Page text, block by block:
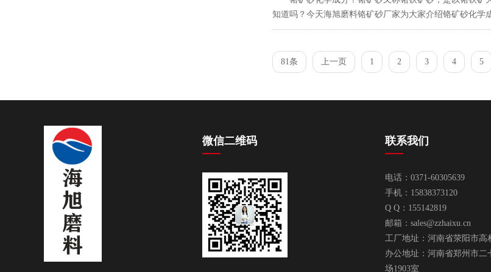
知道吗？今天海旭磨料铬矿砂厂家为大家介绍铬矿砂化学
81条 上一页 1 2 3 4 5
微信二维码 联系我们
电话：0371-60305639
手机：15838373120
Q Q：155142819
邮箱： sales@zzhaixu.cn
工厂地址：河南省荥阳市高
办公地址：河南省郑州市
场1903室